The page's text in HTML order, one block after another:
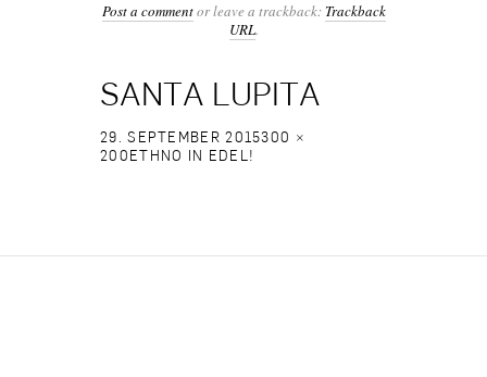
Post a commentor leave a trackback: Trackback
URL.
SANTA LUPITA
29. SEPTEMBER 2015300 ×
200ETHNO IN EDEL!